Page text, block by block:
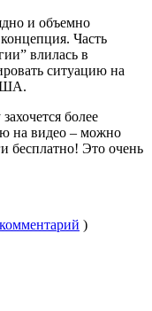
и объемно
Часть
влилась в
ситуацию на
более
на видео – можно
бесплатно! Это очень
)